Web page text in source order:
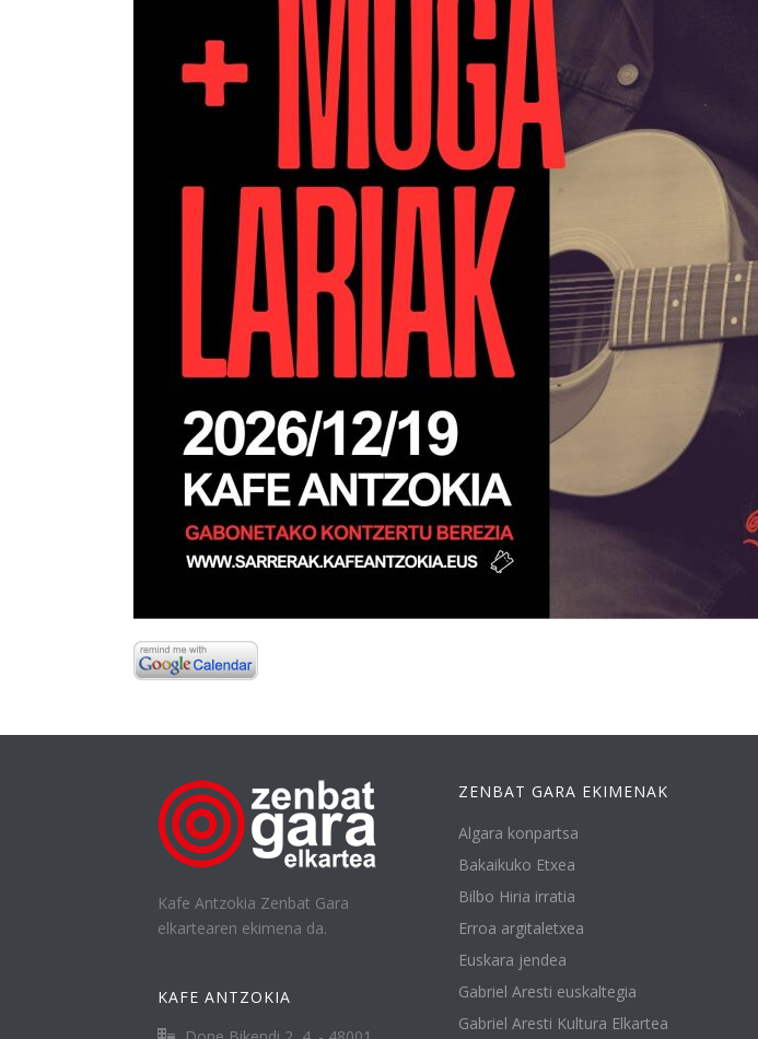
Kafe Antzokia Zenbat Gara
elkartearen ekimena da.
KAFE ANTZOKIA
ZENBAT GARA EKIMENAK
Algara konpartsa
Bakaikuko Etxea
Bilbo Hiria irratia
Erroa argitaletxea
Euskara jendea
Gabriel Aresti euskaltegia
Gabriel Aresti Kultura Elkartea